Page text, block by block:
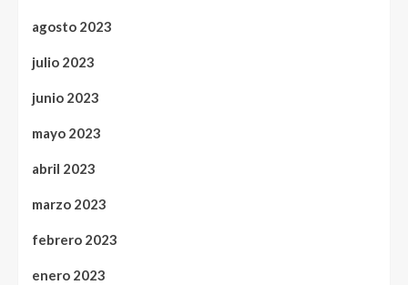
agosto 2023
julio 2023
junio 2023
mayo 2023
abril 2023
marzo 2023
febrero 2023
enero 2023